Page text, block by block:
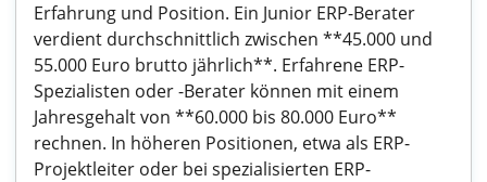
Erfahrung und Position. Ein Junior ERP-Berater
verdient durchschnittlich zwischen **45.000 und
55.000 Euro brutto jährlich**. Erfahrene ERP-
Spezialisten oder -Berater können mit einem
Jahresgehalt von **60.000 bis 80.000 Euro**
rechnen. In höheren Positionen, etwa als ERP-
Projektleiter oder bei spezialisierten ERP-